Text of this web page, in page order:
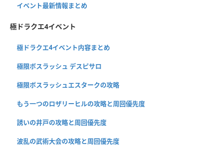
イベント最新情報まとめ
極ドラクエ4イベント
極ドラクエ4イベント内容まとめ
極限ボスラッシュ デスピサロ
極限ボスラッシュエスタークの攻略
もう一つのロザリーヒルの攻略と周回優先度
誘いの井戸の攻略と周回優先度
波乱の武術大会の攻略と周回優先度